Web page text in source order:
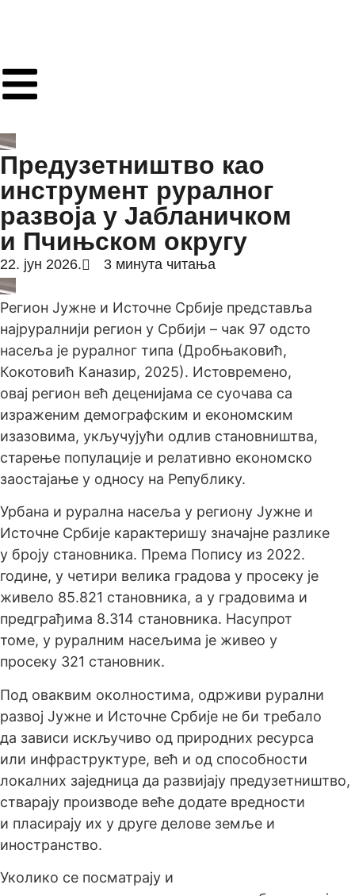
Предузетништво као
инструмент руралног
развоја у Јабланичком
и Пчињском округу
22. јун 2026. 3 минута читања
Регион Јужне и Источне Србије представља
најруралнији регион у Србији – чак 97 одсто
насеља је руралног типа (Дробњаковић,
Кокотовић Каназир, 2025). Истовремено,
овај регион већ деценијама се суочава са
израженим демографским и економским
изазовима, укључујући одлив становништва,
старење популације и релативно економско
заостајање у односу на Републику.
Урбана и рурална насеља у региону Јужне и
Источне Србије карактеришу значајне разлике
у броју становника. Према Попису из 2022.
године, у четири велика градова у просеку је
живело 85.821 становника, а у градовима и
предграђима 8.314 становника. Насупрот
томе, у руралним насељима је живео у
просеку 321 становник.
Под оваквим околностима, одрживи рурални
развој Јужне и Источне Србије не би требало
да зависи искључиво од природних ресурса
или инфраструктуре, већ и од способности
локалних заједница да развијају предузетништво,
стварају производе веће додате вредности
и пласирају их у друге делове земље и
иностранство.
Уколико се посматрају и